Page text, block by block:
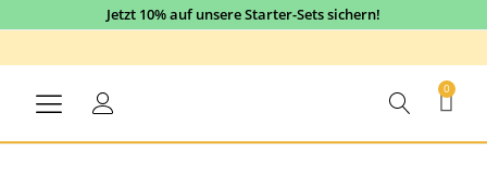
Jetzt 10% auf unsere Starter-Sets sichern!
0